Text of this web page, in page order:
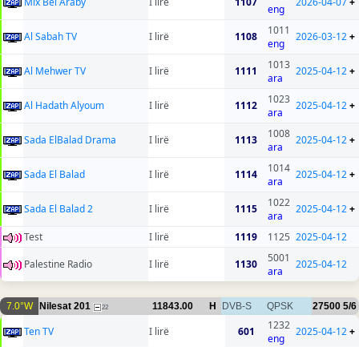
eng
Al Sabah TV I lirë 1108
1011
eng
2026-03-12+
Al Mehwer TV I lirë 1111
1013
ara
2025-04-12+
Al Hadath Alyoum I lirë 1112
1023
ara
2025-04-12+
Sada ElBalad Drama I lirë 1113
1008
ara
2025-04-12+
Sada El Balad I lirë 1114
1014
ara
2025-04-12+
Sada El Balad 2 I lirë 1115
1022
ara
2025-04-12+
Test I lirë 1119 1125 2025-04-12
Palestine Radio
I lirë 1130
5001
ara
2025-04-12
7.0°W Nilesat 201 22 11843.00 H DVB-S QPSK 27500 5/6
Ten TV I lirë 601
1232
eng
2025-04-12+